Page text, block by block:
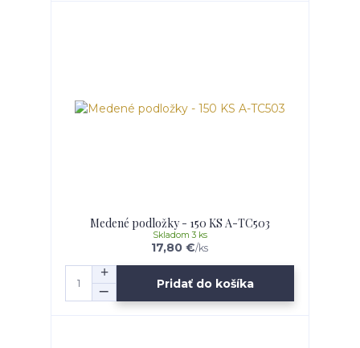
Medené podložky - 150 KS A-TC503
17,80 €/ks
Skladom 3 ks
Pridať do košíka